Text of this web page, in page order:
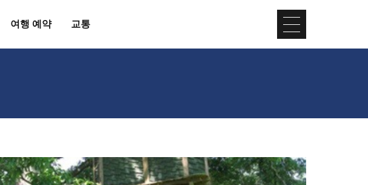
여행 예약 교통